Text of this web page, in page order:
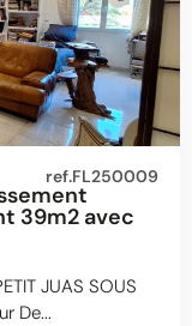
ref.FL250009
39m2 avec
JUAS SOUS
De...